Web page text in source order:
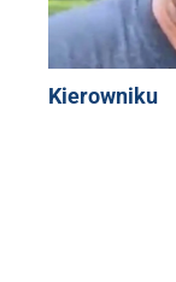
Kierowniku